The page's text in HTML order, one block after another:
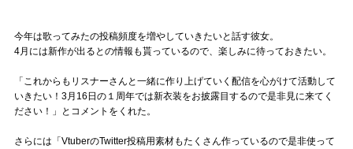
今年は歌ってみたの投稿頻度を増やしていきたいと話す彼女。
4月には新作が出るとの情報も貰っているので、楽しみに待っておきたい。
「これからもリスナーさんと一緒に作り上げていく配信を心がけて活動して
いきたい！3月16日の１周年では新衣装をお披露目するので是非見に来てく
ださい！」とコメントをくれた。
さらには「VtuberのTwitter投稿用素材もたくさん作っているので是非使って